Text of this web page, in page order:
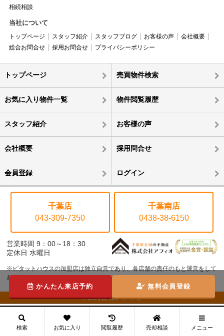
相続相談
当社について
トップページ スタッフ紹介 スタッフブログ お客様の声
会社概要
総合お問合せ
採用お問合せ プライバシーポリシー
トップページ 売買物件検索
お気に入り物件一覧 物件閲覧履歴
スタッフ紹介 お客様の声
会社概要 採用問合せ
会員登録 ログイン
千葉店
043-309-7350
千葉南店
0438-38-6150
営業時間 9：00～18：30
定休日 水曜日
※ピタットハウスの加盟店は独立自営であり、各店舗の責任のもと運営をして
おります。
©株式会社アフィオ
かんたん来店予約 無料会員登録
検索 お気に入り 閲覧履歴 売却相談 メニュー